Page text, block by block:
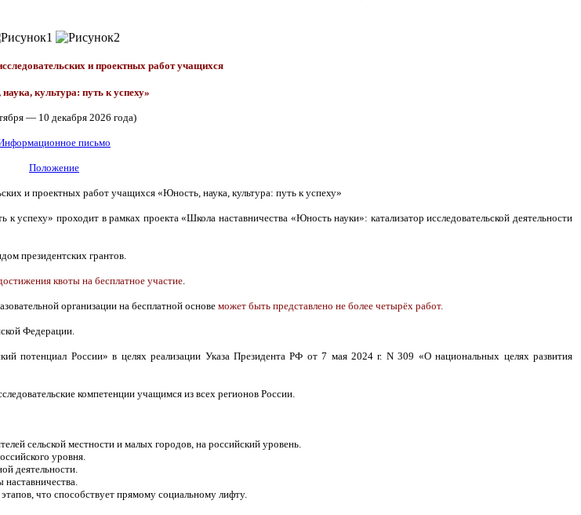
и проектных работ учащихся
культура: путь к успеху»
— 10 декабря 2026 года)
письмо
Положение
и проектных работ учащихся «Юность, наука, культура: путь к успеху»
успеху» проходит в рамках проекта «Школа наставничества «Юность науки»: катализатор исследовательской деятельности
президентских грантов.
квоты на бесплатное участие
организации на бесплатной основеможет быть представлено не более четырёх работ.
Федерации.
потенциал России» в целях реализации Указа Президента РФ от 7 мая 2024 г. N 309 «О национальных целях развития
компетенции учащимся из всех регионов России.
сельской местности и малых городов, на российский уровень.
уровня.
деятельности.
что способствует прямому социальному лифту.